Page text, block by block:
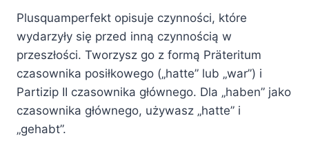
Plusquamperfekt opisuje czynności, które
wydarzyły się przed inną czynnością w
przeszłości. Tworzysz go z formą Präteritum
czasownika posiłkowego („hatte” lub „war”) i
Partizip II czasownika głównego. Dla „haben” jako
czasownika głównego, używasz „hatte” i
„gehabt”.